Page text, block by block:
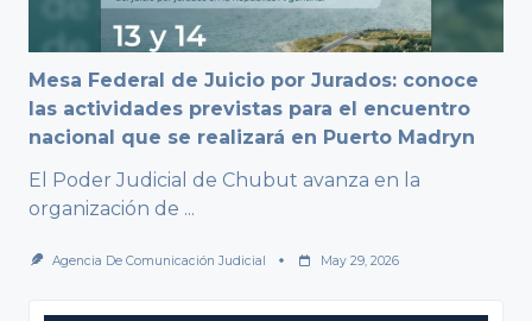
Mesa Federal de Juicio por Jurados: conoce
las actividades previstas para el encuentro
nacional que se realizará en Puerto Madryn
El Poder Judicial de Chubut avanza en la
organización de ...
Agencia De Comunicación Judicial May 29, 2026